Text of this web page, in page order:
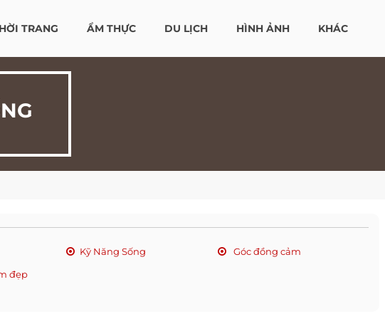
TRANG ẨM THỰC DU LỊCH HÌNH ẢNH KHÁC
Kỹ Năng Sống
Góc đồng cảm
đẹp